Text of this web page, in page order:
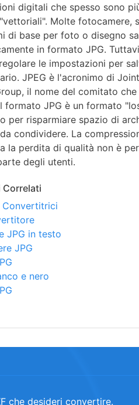
digitali che spesso sono
Molte fotocamere,
di base per foto o disegno
in formato JPG.
le impostazioni per
JPEG è l'acronimo di
il nome del comitato
formato JPG è un formato
per risparmiare spazio di
condividere. La
la perdita di qualità non è
degli utenti.
Correlati
Convertitrici
JPG in testo
JPG
e nero
che desideri convertire.